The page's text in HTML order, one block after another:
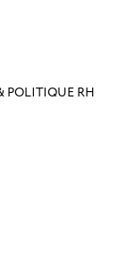
POLITIQUE RH